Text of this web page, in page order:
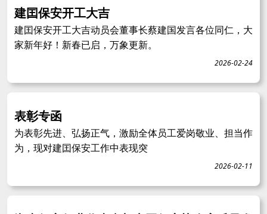
建囯保安开工大吉
建囯保安开工大吉动员会董事长蔡建国发言各位同仁，大
家新年好！新春已启，万象更新。
2026-02-24
表彰专函
为表彰先进、弘扬正气，激励全体员工爱岗敬业、担当作
为，现对建囯保安工作中表现突
2026-02-11